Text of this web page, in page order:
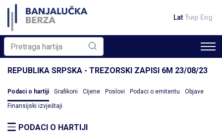
Lat Ћир Eng
REPUBLIKA SRPSKA - TREZORSKI ZAPISI 6M 23/08/23
Podaci o hartiji Grafikoni Cijene Poslovi Podaci o emitentu Objave
Finansijski izvještaji
PODACI O HARTIJI